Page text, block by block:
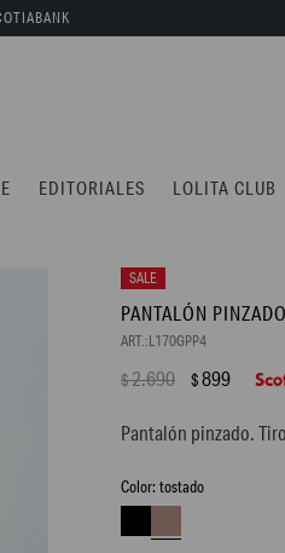
EDITORIALES LOLITA CLUB
PANTALÓN
L170GPP4
$2.690 $899
Pantalón pinzado.
tostado